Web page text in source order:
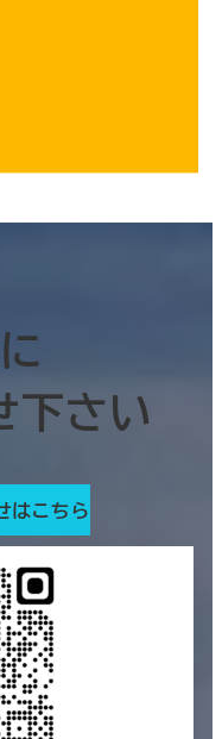
下さい
はこちら